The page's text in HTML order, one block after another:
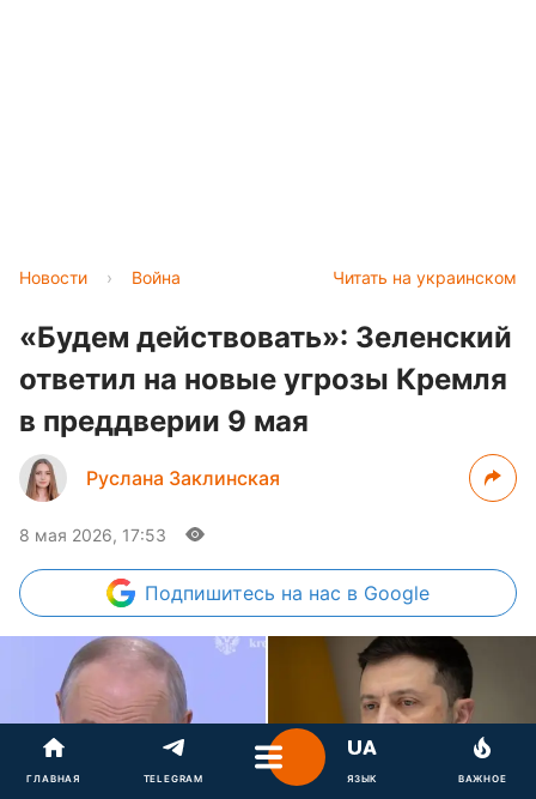
Читать на украинском
Новости › Война
«Будем действовать»: Зеленский
ответил на новые угрозы Кремля
в преддверии 9 мая
Руслана Заклинская
8 мая 2026, 17:53
Подпишитесь на нас в Google
ГЛАВНАЯ TELEGRAM ЯЗЫК ВАЖНОЕ